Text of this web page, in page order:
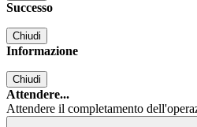
Successo
Chiudi
Informazione
Chiudi
Attendere...
Attendere il completamento